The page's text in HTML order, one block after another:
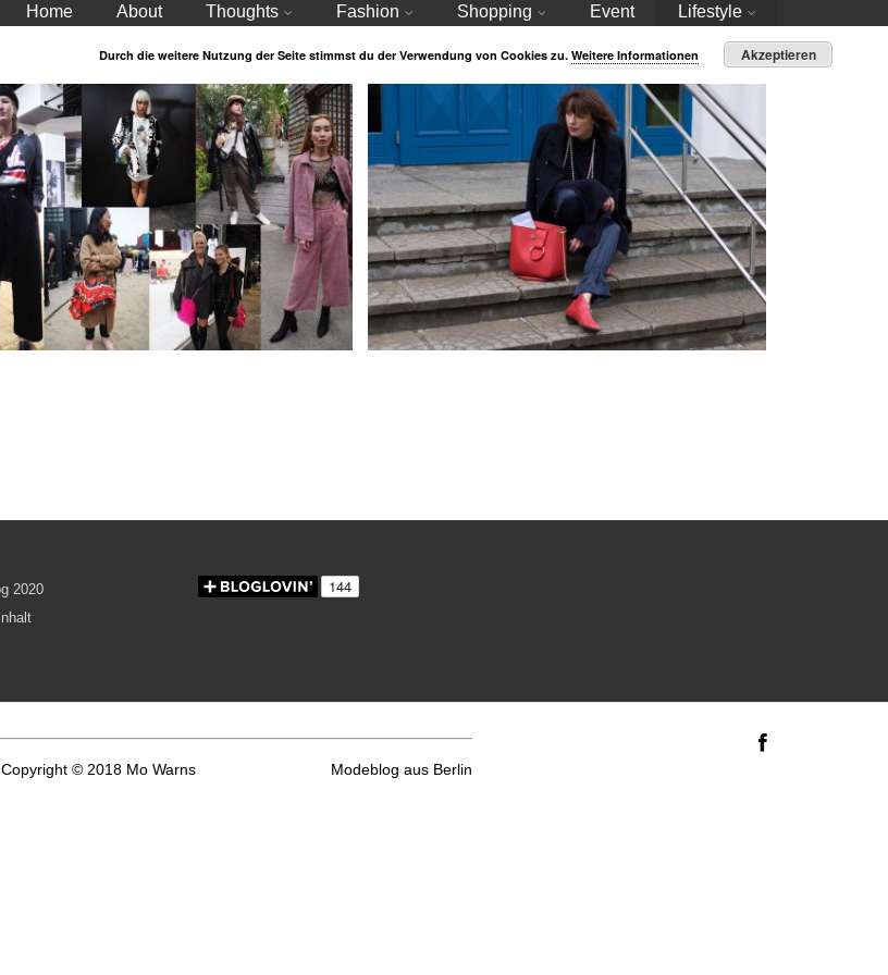
Home About Thoughts Fashion Shopping Event Lifestyle
Copyright © 2018 Mo Warns Modeblog aus Berlin
Durch die weitere Nutzung der Seite stimmst du der Verwendung von Cookies zu. Weitere Informationen Akzeptieren